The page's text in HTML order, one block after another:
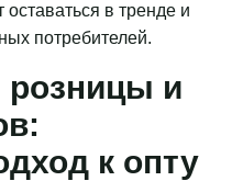
оставаться в тренде и
потребителей.
розницы и
к опту